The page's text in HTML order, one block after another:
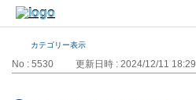
カテゴリー表示
No : 5530 更新日時 : 2024/12/11 18:29